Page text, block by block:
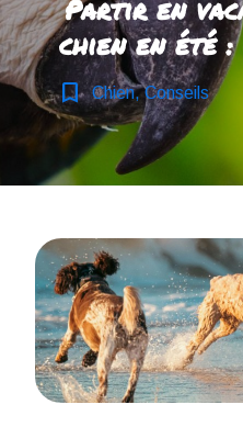
Partir en
chien en été
bookmark_border Chien, Conseils